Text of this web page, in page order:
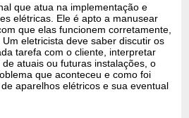
que atua na implementação e
elétricas. Ele é apto a manusear
que elas funcionem corretamente,
eletricista deve saber discutir os
tarefa com o cliente, interpretar
atuais ou futuras instalações, o
que aconteceu e como foi
aparelhos elétricos e sua eventual